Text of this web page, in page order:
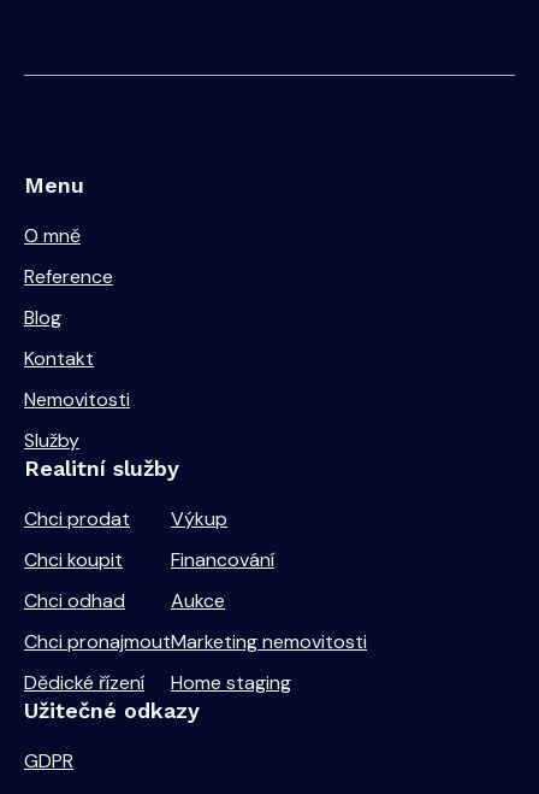
Menu
O mně
Reference
Blog
Kontakt
Nemovitosti
Služby
Realitní služby
Chci prodat
Chci koupit
Chci odhad
Chci pronajmout
Dědické řízení
Výkup
Financování
Aukce
Marketing nemovitosti
Home staging
Užitečné odkazy
GDPR